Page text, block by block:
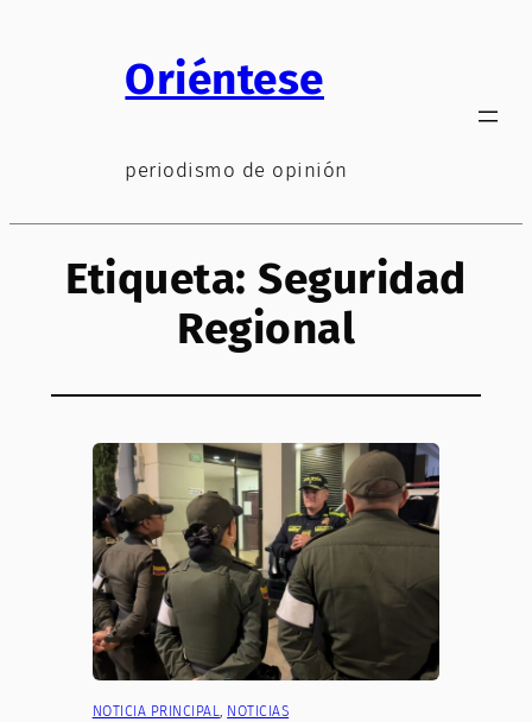
Oriéntese
periodismo de opinión
Etiqueta:Seguridad
Regional
NOTICIA PRINCIPAL, NOTICIAS